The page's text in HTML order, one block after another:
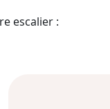
escalier :